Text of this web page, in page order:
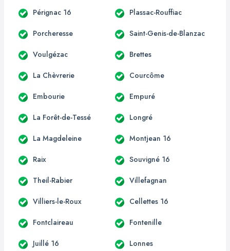
Pérignac 16 Plassac-Rouffiac
Porcheresse Saint-Genis-de-Blanzac
Voulgézac Brettes
La Chèvrerie Courcôme
Embourie Empuré
La Forêt-de-Tessé Longré
La Magdeleine Montjean 16
Raix Souvigné 16
Theil-Rabier Villefagnan
Villiers-le-Roux Cellettes 16
Fontclaireau Fontenille
Juillé 16 Lonnes